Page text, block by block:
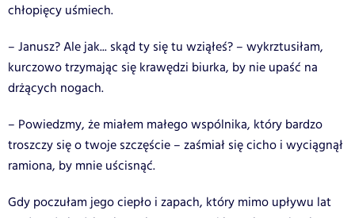
chłopięcy uśmiech.
– Janusz? Ale jak... skąd ty się tu wziąłeś? – wykrztusiłam,
kurczowo trzymając się krawędzi biurka, by nie upaść na
drżących nogach.
– Powiedzmy, że miałem małego wspólnika, który bardzo
troszczy się o twoje szczęście – zaśmiał się cicho i wyciągnął
ramiona, by mnie uścisnąć.
Gdy poczułam jego ciepło i zapach, który mimo upływu lat